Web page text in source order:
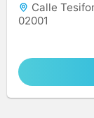
Calle
02001